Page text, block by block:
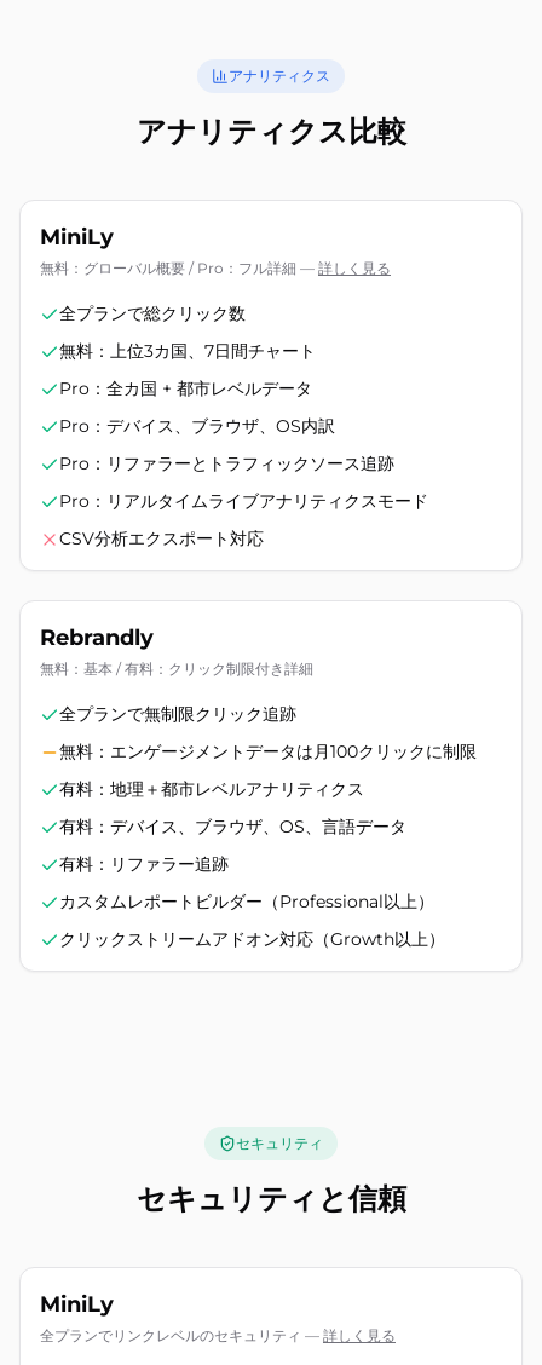
アナリティクス
アナリティクス比較
MiniLy
無料：グローバル概要 / Pro：フル詳細 — 詳しく見る
全プランで総クリック数
無料：上位3カ国、7日間チャート
Pro：全カ国 + 都市レベルデータ
Pro：デバイス、ブラウザ、OS内訳
Pro：リファラーとトラフィックソース追跡
Pro：リアルタイムライブアナリティクスモード
CSV分析エクスポート対応
Rebrandly
無料：基本 / 有料：クリック制限付き詳細
全プランで無制限クリック追跡
無料：エンゲージメントデータは月100クリックに制限
有料：地理＋都市レベルアナリティクス
有料：デバイス、ブラウザ、OS、言語データ
有料：リファラー追跡
カスタムレポートビルダー（Professional以上）
クリックストリームアドオン対応（Growth以上）
セキュリティ
セキュリティと信頼
MiniLy
全プランでリンクレベルのセキュリティ — 詳しく見る